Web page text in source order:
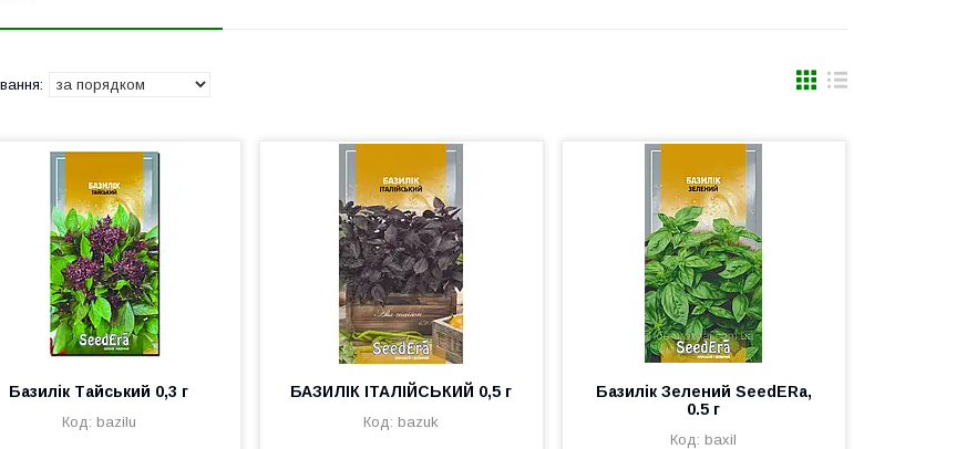
Базилік Тайський 0,3 г
bazilu
БАЗИЛІК ІТАЛІЙСЬКИЙ 0,5 г
bazuk
Базилік Зелений SeedERa,
0.5 г
baxil